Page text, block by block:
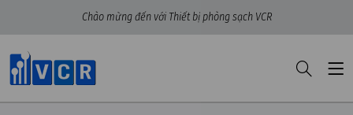
Chào mừng đến với Thiết bị phòng sạch VCR